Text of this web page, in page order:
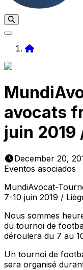
avocats
juin 2019
December 20,
Eventos asociados
MundiAvocat-
7-10 juin 2019 /
Nous sommes
du tournoi de
déroulera du 7 au
Un tournoi de
sera organisé